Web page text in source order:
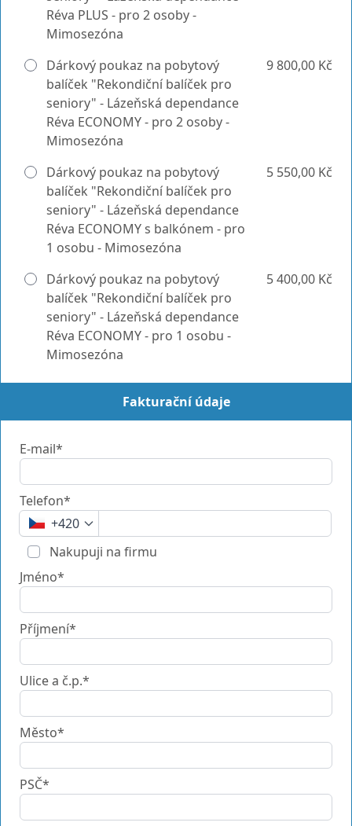
Réva PLUS - pro 2 osoby -
Mimosezóna
Dárkový poukaz na pobytový
balíček "Rekondiční balíček pro
seniory" - Lázeňská dependance
Réva ECONOMY - pro 2 osoby -
Mimosezóna
9 800,00 Kč
Dárkový poukaz na pobytový
balíček "Rekondiční balíček pro
seniory" - Lázeňská dependance
Réva ECONOMY s balkónem - pro
1 osobu - Mimosezóna
5 550,00 Kč
Dárkový poukaz na pobytový
balíček "Rekondiční balíček pro
seniory" - Lázeňská dependance
Réva ECONOMY - pro 1 osobu -
Mimosezóna
5 400,00 Kč
Fakturační údaje
E-mail*
Telefon*
+420
Nakupuji na firmu
Jméno*
Příjmení*
Ulice a č.p.*
Město*
PSČ*